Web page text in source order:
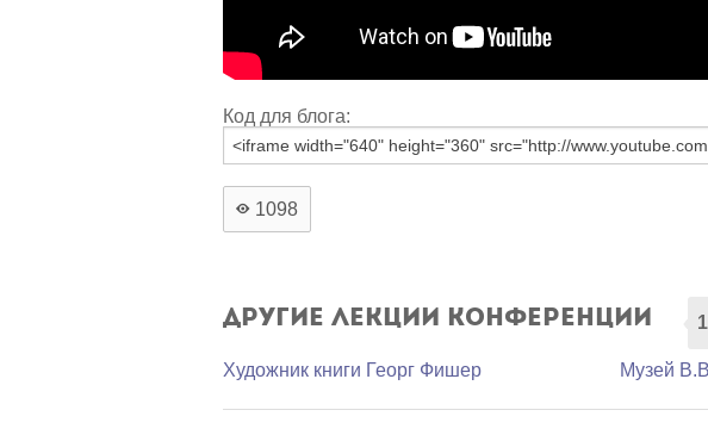
Код для блога:
1098
Другие лекции конференции
Художник книги Георг Фишер Музей